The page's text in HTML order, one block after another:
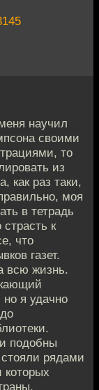
научил
своими
то
из
как раз таки,
моя
в тетрадь
к
что
газет.
всю жизнь.
я удачно
подобны
рядами
которых